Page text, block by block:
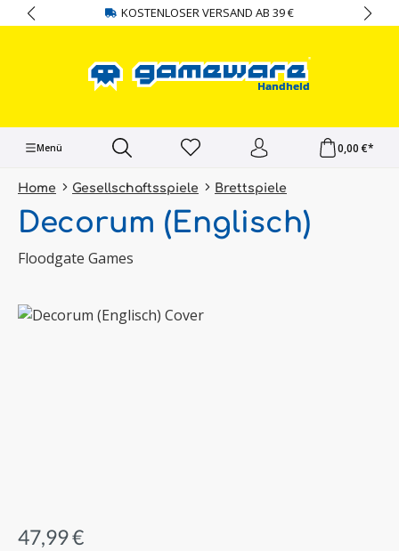
springen KOSTENLOSER VERSAND AB 39 €
Menü 0,00 €*
Home Gesellschaftsspiele Brettspiele
Decorum (Englisch)
Floodgate Games
Bildergalerie überspringen
47,99 €